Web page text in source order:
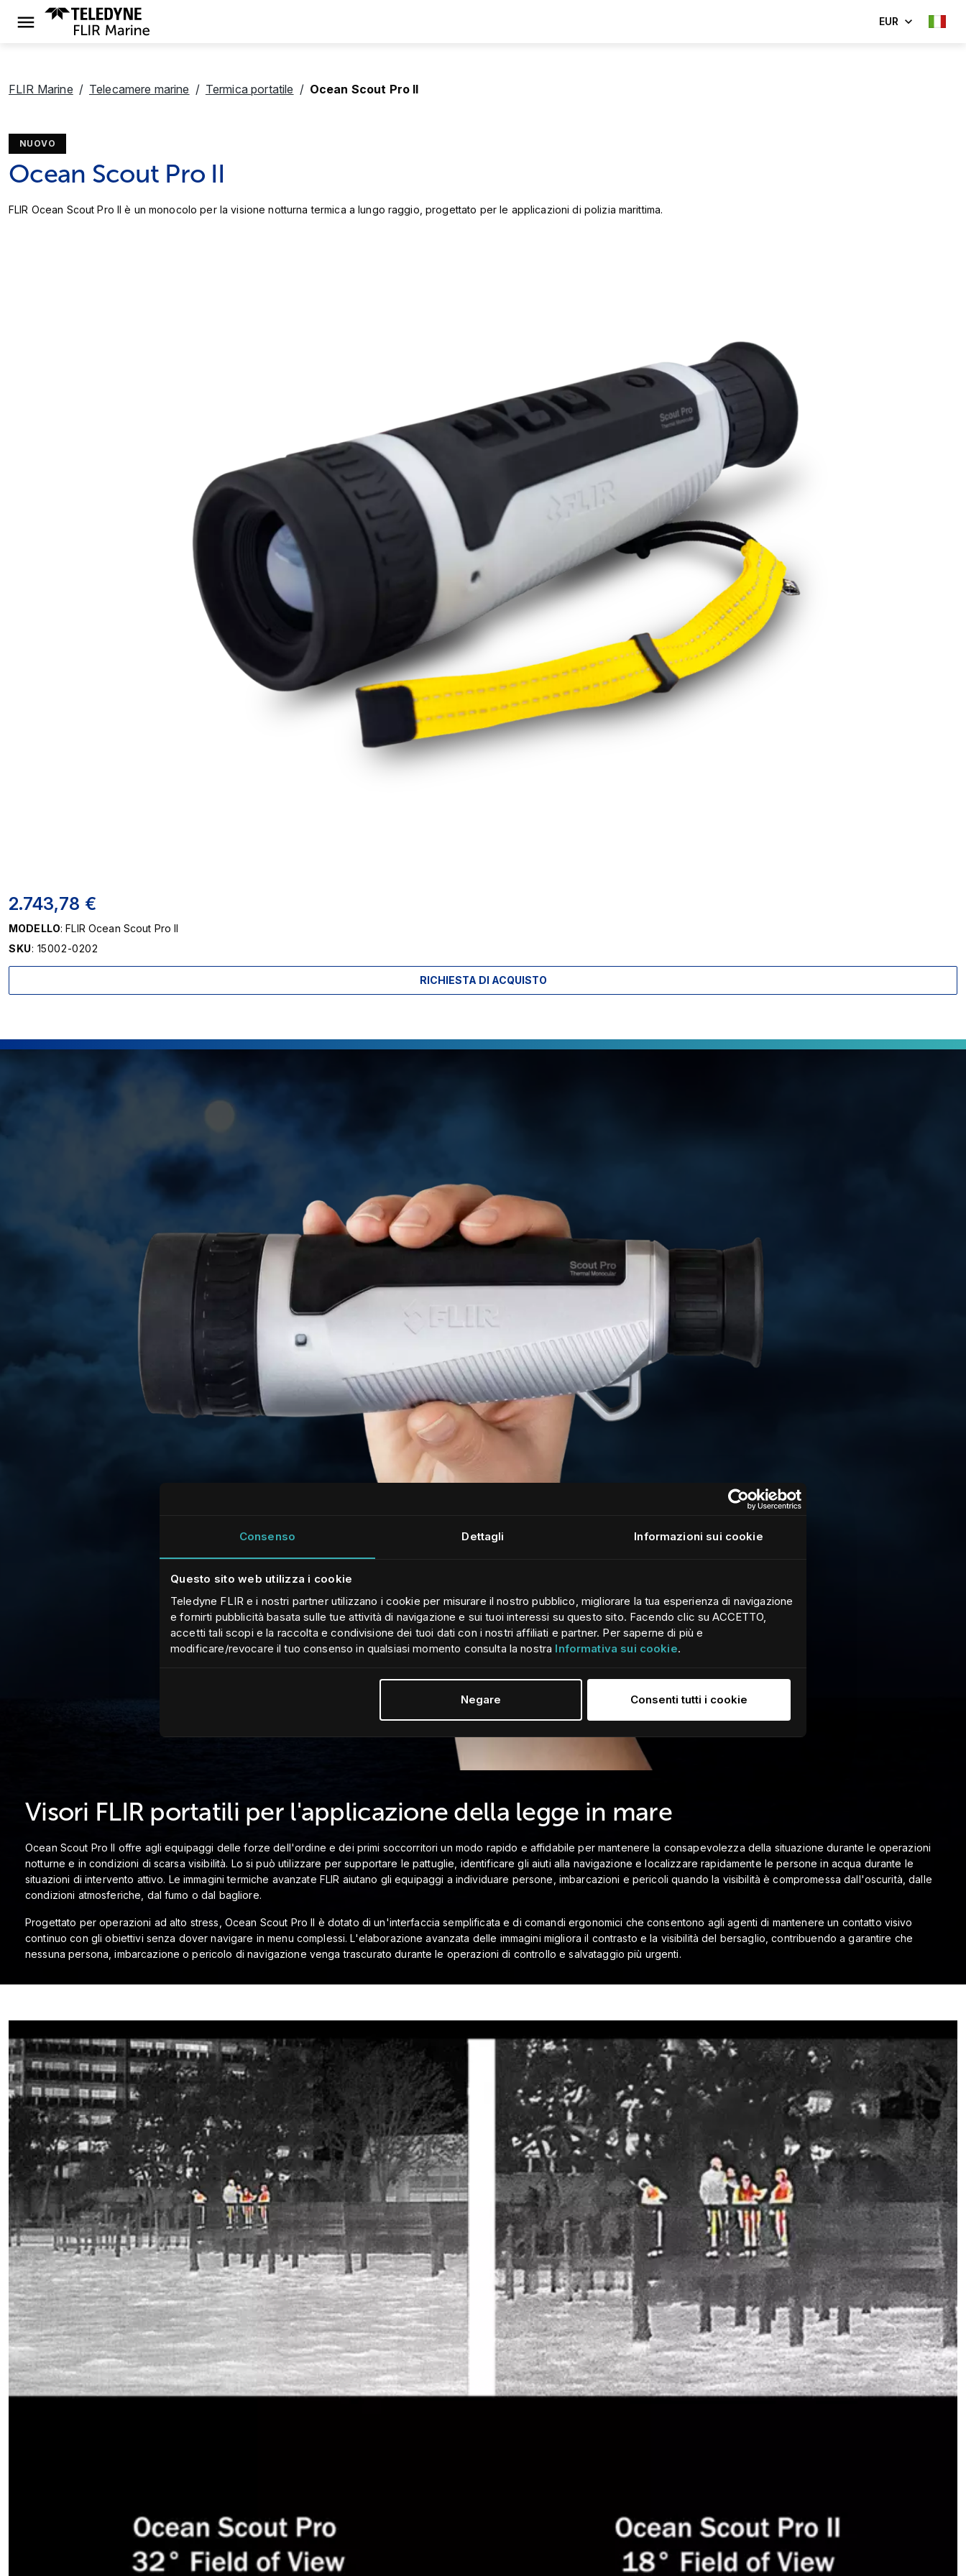
Consenso Dettagli Informazioni sui cookie
Questo sito web utilizza i cookie
Teledyne FLIR e i nostri partner utilizzano i cookie per misurare il nostro pubblico, migliorare la tua esperienza di navigazione
e fornirti pubblicità basata sulle tue attività di navigazione e sui tuoi interessi su questo sito. Facendo clic su ACCETTO,
accetti tali scopi e la raccolta e condivisione dei tuoi dati con i nostri affiliati e partner. Per saperne di più e
modificare/revocare il tuo consenso in qualsiasi momento consulta la nostra Informativa sui cookie.
Negare Consenti tutti i cookie
EUR
FLIR Marine Telecamere marine Termica portatile Ocean Scout Pro II
NUOVO
Ocean Scout Pro II
FLIR Ocean Scout Pro II è un monocolo per la visione notturna termica a lungo raggio, progettato per le applicazioni di polizia marittima.
2.743,78 €
MODELLO: FLIR Ocean Scout Pro II
SKU: 15002-0202
RICHIESTA DI ACQUISTO
Visori FLIR portatili per l'applicazione della legge in mare
Ocean Scout Pro II offre agli equipaggi delle forze dell'ordine e dei primi soccorritori un modo rapido e affidabile per mantenere la consapevolezza della situazione durante le operazioni
notturne e in condizioni di scarsa visibilità. Lo si può utilizzare per supportare le pattuglie, identificare gli aiuti alla navigazione e localizzare rapidamente le persone in acqua durante le
situazioni di intervento attivo. Le immagini termiche avanzate FLIR aiutano gli equipaggi a individuare persone, imbarcazioni e pericoli quando la visibilità è compromessa dall'oscurità, dalle
condizioni atmosferiche, dal fumo o dal bagliore.
Progettato per operazioni ad alto stress, Ocean Scout Pro II è dotato di un'interfaccia semplificata e di comandi ergonomici che consentono agli agenti di mantenere un contatto visivo
continuo con gli obiettivi senza dover navigare in menu complessi. L'elaborazione avanzata delle immagini migliora il contrasto e la visibilità del bersaglio, contribuendo a garantire che
nessuna persona, imbarcazione o pericolo di navigazione venga trascurato durante le operazioni di controllo e salvataggio più urgenti.